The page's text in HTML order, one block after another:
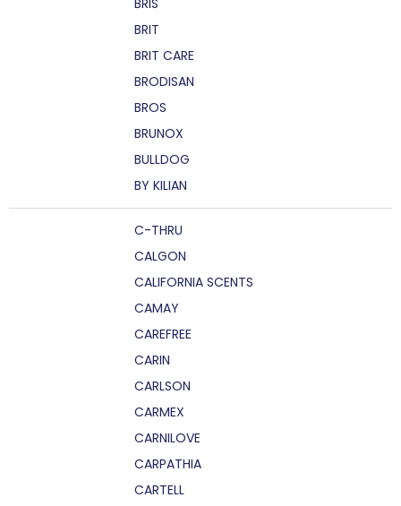
BRIS
BRIT
BRIT CARE
BRODISAN
BROS
BRUNOX
BULLDOG
BY KILIAN
C-THRU
CALGON
CALIFORNIA SCENTS
CAMAY
CAREFREE
CARIN
CARLSON
CARMEX
CARNILOVE
CARPATHIA
CARTELL